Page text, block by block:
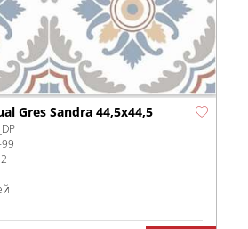
Gres Sandra 44,5x44,5
2